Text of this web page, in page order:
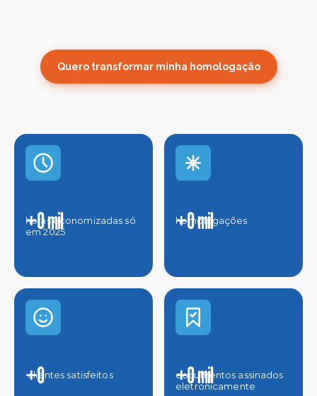
Quero transformar minha homologação
+0mil
horas economizadas só
em 2025
+0mil
homologações
+0
clientes satisfeitos +0mil
documentos assinados
eletronicamente